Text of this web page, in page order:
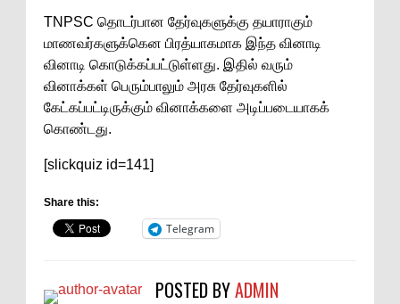
TNPSC தொடர்பான தேர்வுகளுக்கு தயாராகும்
மாணவர்களுக்கென பிரத்யாகமாக இந்த வினாடி
வினாடி கொடுக்கப்பட்டுள்ளது. இதில் வரும்
வினாக்கள் பெரும்பாலும் அரசு தேர்வுகளில்
கேட்கப்பட்டிருக்கும் வினாக்களை அடிப்படையாகக்
கொண்டது.
[slickquiz id=141]
Share this:
Telegram
POSTED BYADMIN